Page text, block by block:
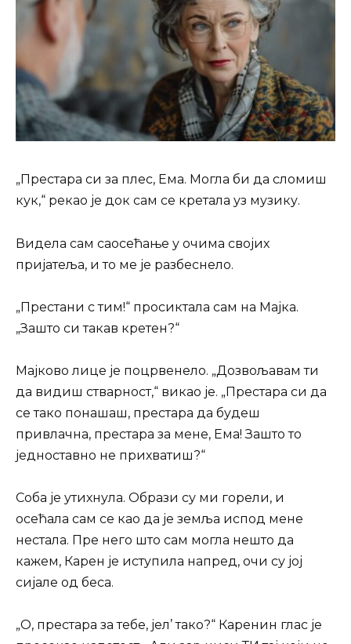
„Престара си за плес, Ема. Могла би да сломиш
кук,“ рекао је док сам се кретала уз музику.
Видела сам саосећање у очима својих
пријатеља, и то ме је разбеснело.
„Престани с тим!“ просиктала сам на Мајка.
„Зашто си такав кретен?“
Мајково лице је поцрвенело. „Дозвољавам ти
да видиш стварност,“ викао је. „Престара си да
се тако понашаш, престара да будеш
привлачна, престара за мене, Ема! Зашто то
једноставно не прихватиш?“
Соба је утихнула. Образи су ми горели, и
осећала сам се као да је земља испод мене
нестала. Пре него што сам могла нешто да
кажем, Карен је иступила напред, очи су јој
сијале од беса.
„О, престара за тебе, јел’ тако?“ Каренин глас је